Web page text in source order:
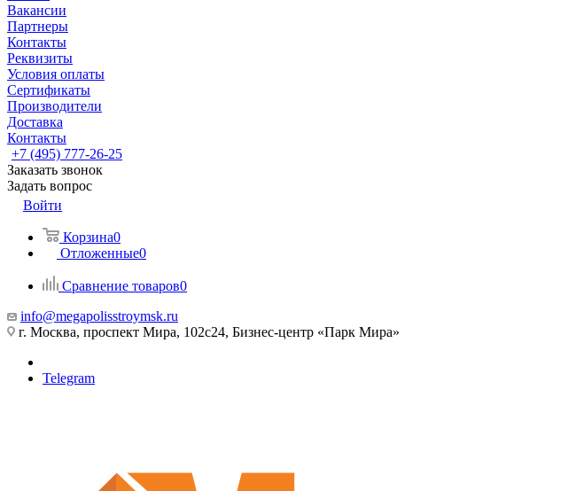
Вакансии
Партнеры
Контакты
Реквизиты
Условия оплаты
Сертификаты
Производители
Доставка
Контакты
+7 (495) 777-26-25
Заказать звонок
Задать вопрос
Войти
Корзина0
Отложенные0
Сравнение товаров0
info@megapolisstroymsk.ru
г. Москва, проспект Мира, 102с24, Бизнес-центр «Парк Мира»
Telegram